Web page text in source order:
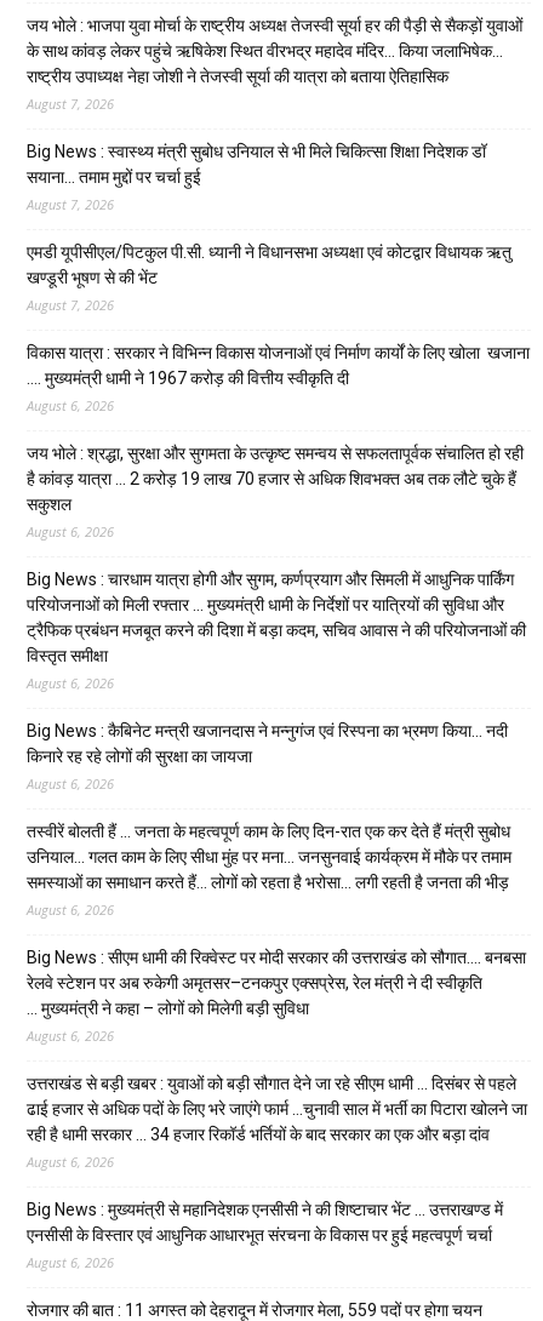
जय भोले : भाजपा युवा मोर्चा के राष्ट्रीय अध्यक्ष तेजस्वी सूर्या हर की पैड़ी से सैकड़ों युवाओं
के साथ कांवड़ लेकर पहुंचे ऋषिकेश स्थित वीरभद्र महादेव मंदिर… किया जलाभिषेक…
राष्ट्रीय उपाध्यक्ष नेहा जोशी ने तेजस्वी सूर्या की यात्रा को बताया ऐतिहासिक
August 7, 2026
Big News : स्वास्थ्य मंत्री सुबोध उनियाल से भी मिले चिकित्सा शिक्षा निदेशक डॉ
सयाना… तमाम मुद्दों पर चर्चा हुई
August 7, 2026
एमडी यूपीसीएल/पिटकुल पी.सी. ध्यानी ने विधानसभा अध्यक्षा एवं कोटद्वार विधायक ऋतु
खण्डूरी भूषण से की भेंट
August 7, 2026
विकास यात्रा : सरकार ने विभिन्न विकास योजनाओं एवं निर्माण कार्यों के लिए खोला खजाना
…. मुख्यमंत्री धामी ने ₹1967 करोड़ की वित्तीय स्वीकृति दी
August 6, 2026
जय भोले : श्रद्धा, सुरक्षा और सुगमता के उत्कृष्ट समन्वय से सफलतापूर्वक संचालित हो रही
है कांवड़ यात्रा … 2 करोड़ 19 लाख 70 हजार से अधिक शिवभक्त अब तक लौटे चुके हैं
सकुशल
August 6, 2026
Big News : चारधाम यात्रा होगी और सुगम, कर्णप्रयाग और सिमली में आधुनिक पार्किंग
परियोजनाओं को मिली रफ्तार … मुख्यमंत्री धामी के निर्देशों पर यात्रियों की सुविधा और
ट्रैफिक प्रबंधन मजबूत करने की दिशा में बड़ा कदम, सचिव आवास ने की परियोजनाओं की
विस्तृत समीक्षा
August 6, 2026
Big News : कैबिनेट मन्त्री खजानदास ने मन्नुगंज एवं रिस्पना का भ्रमण किया… नदी
किनारे रह रहे लोगों की सुरक्षा का जायजा
August 6, 2026
तस्वीरें बोलती हैं … जनता के महत्वपूर्ण काम के लिए दिन-रात एक कर देते हैं मंत्री सुबोध
उनियाल… गलत काम के लिए सीधा मुंह पर मना… जनसुनवाई कार्यक्रम में मौके पर तमाम
समस्याओं का समाधान करते हैं… लोगों को रहता है भरोसा… लगी रहती है जनता की भीड़
August 6, 2026
Big News : सीएम धामी की रिक्वेस्ट पर मोदी सरकार की उत्तराखंड को सौगात…. बनबसा
रेलवे स्टेशन पर अब रुकेगी अमृतसर–टनकपुर एक्सप्रेस, रेल मंत्री ने दी स्वीकृति
… मुख्यमंत्री ने कहा – लोगों को मिलेगी बड़ी सुविधा
August 6, 2026
उत्तराखंड से बड़ी खबर : युवाओं को बड़ी सौगात देने जा रहे सीएम धामी … दिसंबर से पहले
ढाई हजार से अधिक पदों के लिए भरे जाएंगे फार्म …चुनावी साल में भर्ती का पिटारा खोलने जा
रही है धामी सरकार … 34 हजार रिकॉर्ड भर्तियों के बाद सरकार का एक और बड़ा दांव
August 6, 2026
Big News : मुख्यमंत्री से महानिदेशक एनसीसी ने की शिष्टाचार भेंट … उत्तराखण्ड में
एनसीसी के विस्तार एवं आधुनिक आधारभूत संरचना के विकास पर हुई महत्वपूर्ण चर्चा
August 6, 2026
रोजगार की बात : 11 अगस्त को देहरादून में रोजगार मेला, 559 पदों पर होगा चयन